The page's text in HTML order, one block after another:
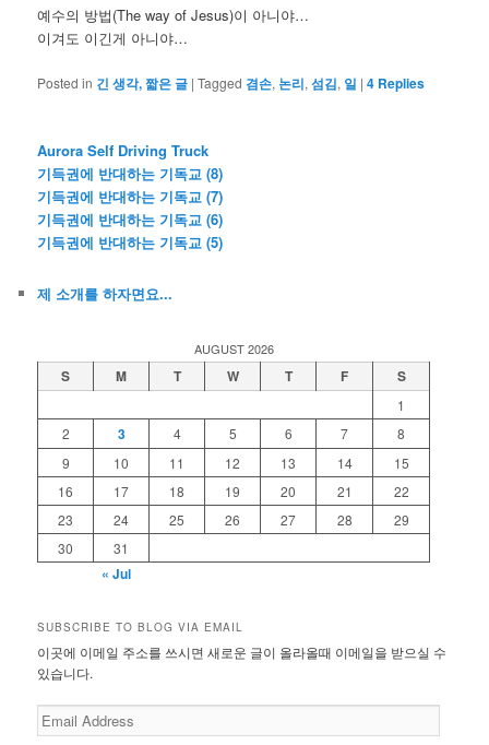
예수의 방법(The way of Jesus)이 아니야…
이겨도 이긴게 아니야…
Posted in 긴 생각, 짧은 글 |Tagged 겸손,논리,섬김, 일 |4 Replies
Aurora Self Driving Truck
기득권에 반대하는 기독교 (8)
기득권에 반대하는 기독교 (7)
기득권에 반대하는 기독교 (6)
기득권에 반대하는 기독교 (5)
제 소개를 하자면요...
AUGUST 2026
S M T W T F S
1
2
3 4 5 6 7
8
9
10 11 12 13 14
15
16
17 18 19 20 21
22
23
24 25 26 27 28
29
30
31
« Jul
SUBSCRIBE TO BLOG VIA EMAIL
이곳에 이메일 주소를 쓰시면 새로운 글이 올라올때 이메일을 받으실 수
있습니다.
Email
Address